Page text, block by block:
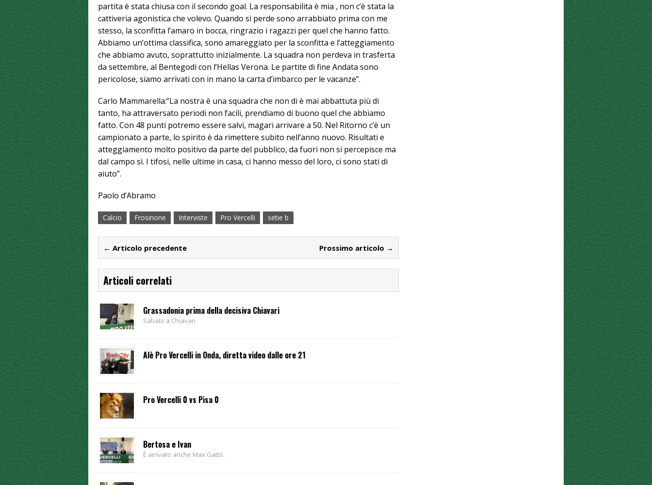
partita è stata chiusa con il secondo goal. La responsabilita è mia , non c’è stata la
cattiveria agonistica che volevo. Quando si perde sono arrabbiato prima con me
stesso, la sconfitta l’amaro in bocca, ringrazio i ragazzi per quel che hanno fatto.
Abbiamo un’ottima classifica, sono amareggiato per la sconfitta e l’atteggiamento
che abbiamo avuto, soprattutto inizialmente. La squadra non perdeva in trasferta
da settembre, al Bentegodi con l’Hellas Verona. Le partite di fine Andata sono
pericolose, siamo arrivati con in mano la carta d’imbarco per le vacanze”.
Carlo Mammarella:”La nostra è una squadra che non di è mai abbattuta più di
tanto, ha attraversato periodi non facili, prendiamo di buono quel che abbiamo
fatto. Con 48 punti potremo essere salvi, magari arrivare a 50. Nel Ritorno c’è un
campionato a parte, lo spirito è da rimettere subito nell’anno nuovo. Risultati e
atteggiamento molto positivo da parte del pubblico, da fuori non si percepisce ma
dal campo sì. I tifosi, nelle ultime in casa, ci hanno messo del loro, ci sono stati di
aiuto”.
Paolo d’Abramo
Calcio Frosinone Interviste Pro Vercelli setie b
← Articolo precedente Prossimo articolo →
Articoli correlati
Grassadonia prima della decisiva Chiavari
Sabato a Chiavari
Alè Pro Vercelli in Onda, diretta video dalle ore 21
Pro Vercelli 0 vs Pisa 0
Bertosa e Ivan
È arrivato anche Max Gatto.